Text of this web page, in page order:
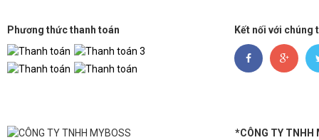
Phương thức thanh toán Kết nối với chúng
*CÔNG TY TNHH